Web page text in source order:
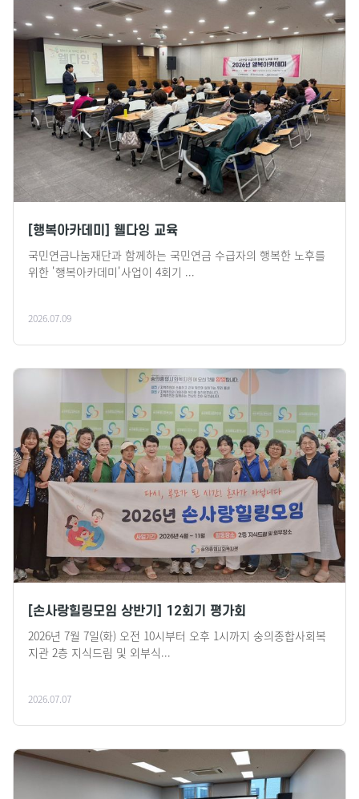
[행복아카데미] 웰다잉 교육
국민연금나눔재단과 함께하는 국민연금 수급자의 행복한 노후를
위한 '행복아카데미'사업이 4회기 ...
2026.07.09
[손사랑힐링모임 상반기] 12회기 평가회
2026년 7월 7일(화) 오전 10시부터 오후 1시까지 숭의종합사회복
지관 2층 지식드림 및 외부식...
2026.07.07